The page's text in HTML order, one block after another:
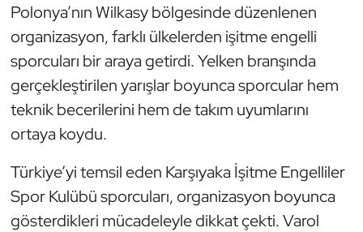
Polonya’nın Wilkasy bölgesinde düzenlenen
organizasyon, farklı ülkelerden işitme engelli
sporcuları bir araya getirdi. Yelken branşında
gerçekleştirilen yarışlar boyunca sporcular hem
teknik becerilerini hem de takım uyumlarını
ortaya koydu.
Türkiye’yi temsil eden Karşıyaka İşitme Engelliler
Spor Kulübü sporcuları, organizasyon boyunca
gösterdikleri mücadeleyle dikkat çekti. Varol
Hava Sporları
Hentbol
İşitme Engelli Sporcular
Judo ve Kuraş
Kano ve Rafting
Karate